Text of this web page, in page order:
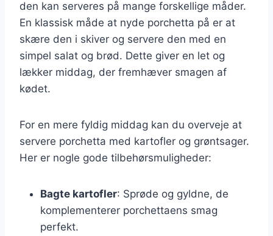
den kan serveres på mange forskellige måder.
En klassisk måde at nyde porchetta på er at
skære den i skiver og servere den med en
simpel salat og brød. Dette giver en let og
lækker middag, der fremhæver smagen af
kødet.
For en mere fyldig middag kan du overveje at
servere porchetta med kartofler og grøntsager.
Her er nogle gode tilbehørsmuligheder:
Bagte kartofler: Sprøde og gyldne, de
komplementerer porchettaens smag
perfekt.